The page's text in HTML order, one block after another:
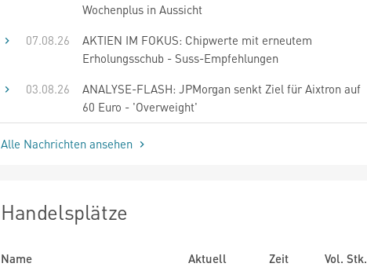
Wochenplus in Aussicht
07.08.26
AKTIEN IM FOKUS: Chipwerte mit erneutem
Erholungsschub - Suss-Empfehlungen
03.08.26
ANALYSE-FLASH: JPMorgan senkt Ziel für Aixtron auf
60 Euro - 'Overweight'
Alle Nachrichten ansehen
Handelsplätze
Name Aktuell Zeit
Vol. Stk.